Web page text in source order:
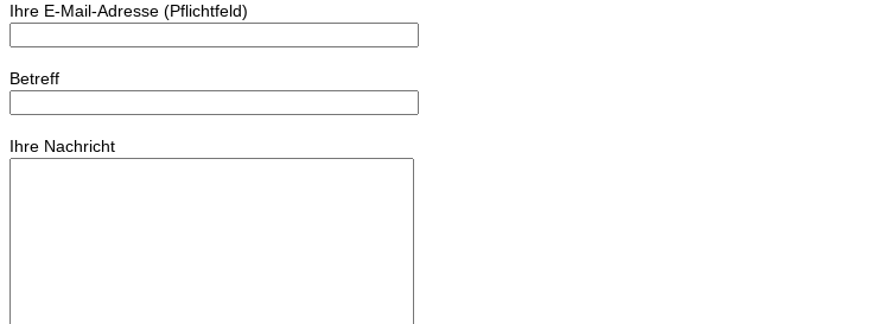
Ihre E-Mail-Adresse (Pflichtfeld)
Betreff
Ihre Nachricht